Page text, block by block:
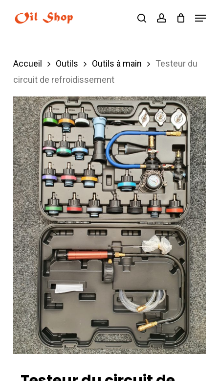
searchaccount
Menu
Accueil Outils Outils à main
Testeur du
circuit de refroidissement